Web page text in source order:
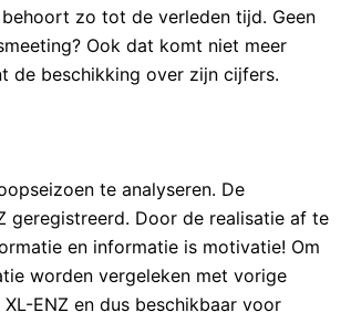
zo tot de verleden tijd. Geen
Ook dat komt niet meer
de beschikking over zijn cijfers.
te analyseren. De
geregistreerd. Door de realisatie af te
en informatie is motivatie! Om
worden vergeleken met vorige
ENZ en dus beschikbaar voor